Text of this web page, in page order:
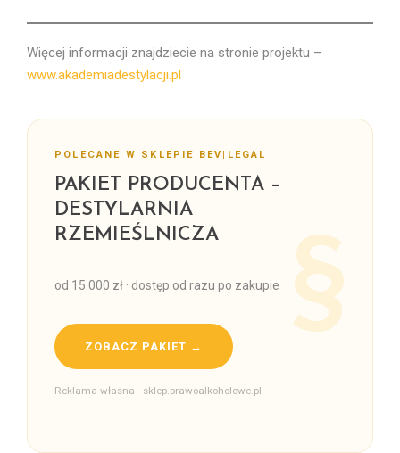
Więcej informacji znajdziecie na stronie projektu –
www.akademiadestylacji.pl
POLECANE W SKLEPIE BEV|LEGAL
PAKIET PRODUCENTA –
DESTYLARNIA
RZEMIEŚLNICZA
od 15 000 zł · dostęp od razu po zakupie
ZOBACZ PAKIET →
Reklama własna · sklep.prawoalkoholowe.pl